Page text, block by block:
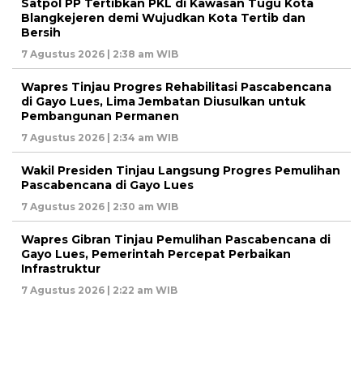
Satpol PP Tertibkan PKL di Kawasan Tugu Kota
Blangkejeren demi Wujudkan Kota Tertib dan
Bersih
7 Agustus 2026 | 2:38 am WIB
Wapres Tinjau Progres Rehabilitasi Pascabencana
di Gayo Lues, Lima Jembatan Diusulkan untuk
Pembangunan Permanen
7 Agustus 2026 | 2:34 am WIB
Wakil Presiden Tinjau Langsung Progres Pemulihan
Pascabencana di Gayo Lues
7 Agustus 2026 | 2:30 am WIB
Wapres Gibran Tinjau Pemulihan Pascabencana di
Gayo Lues, Pemerintah Percepat Perbaikan
Infrastruktur
7 Agustus 2026 | 2:22 am WIB